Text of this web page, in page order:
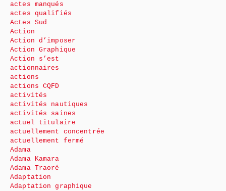
actes manqués
actes qualifiés
Actes Sud
Action
Action d’imposer
Action Graphique
Action s’est
actionnaires
actions
actions CQFD
activités
activités nautiques
activités saines
actuel titulaire
actuellement concentrée
actuellement fermé
Adama
Adama Kamara
Adama Traoré
Adaptation
Adaptation graphique